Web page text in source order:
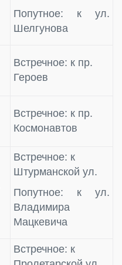
Попутное: к ул.
Шелгунова
Встречное: к пр.
Героев
Встречное: к пр.
Космонавтов
Встречное: к
Штурманской ул.
Попутное: к ул.
Владимира
Мацкевича
Встречное: к